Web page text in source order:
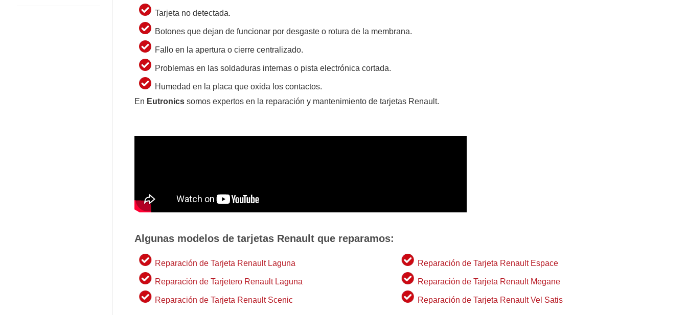
Tarjeta no detectada.
Botones que dejan de funcionar por desgaste o rotura de la membrana.
Fallo en la apertura o cierre centralizado.
Problemas en las soldaduras internas o pista electrónica cortada.
Humedad en la placa que oxida los contactos.
En Eutronics somos expertos en la reparación y mantenimiento de tarjetas Renault.
Algunas modelos de tarjetas Renault que reparamos:
Reparación de Tarjeta Renault Laguna
Reparación de Tarjetero Renault Laguna
Reparación de Tarjeta Renault Scenic
Reparación de Tarjeta Renault Espace
Reparación de Tarjeta Renault Megane
Reparación de Tarjeta Renault Vel Satis